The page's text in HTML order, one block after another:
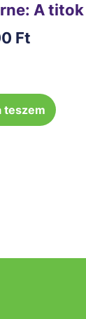
A titok
Ft
teszem